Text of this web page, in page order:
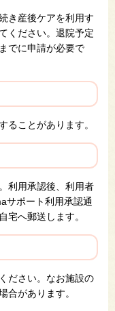
き産後ケアを利用す
ください。退院予定
でに申請が必要で
ることがあります。
利用承認後、利用者
サポート利用承認通
宅へ郵送します。
ださい。なお施設の
合があります。